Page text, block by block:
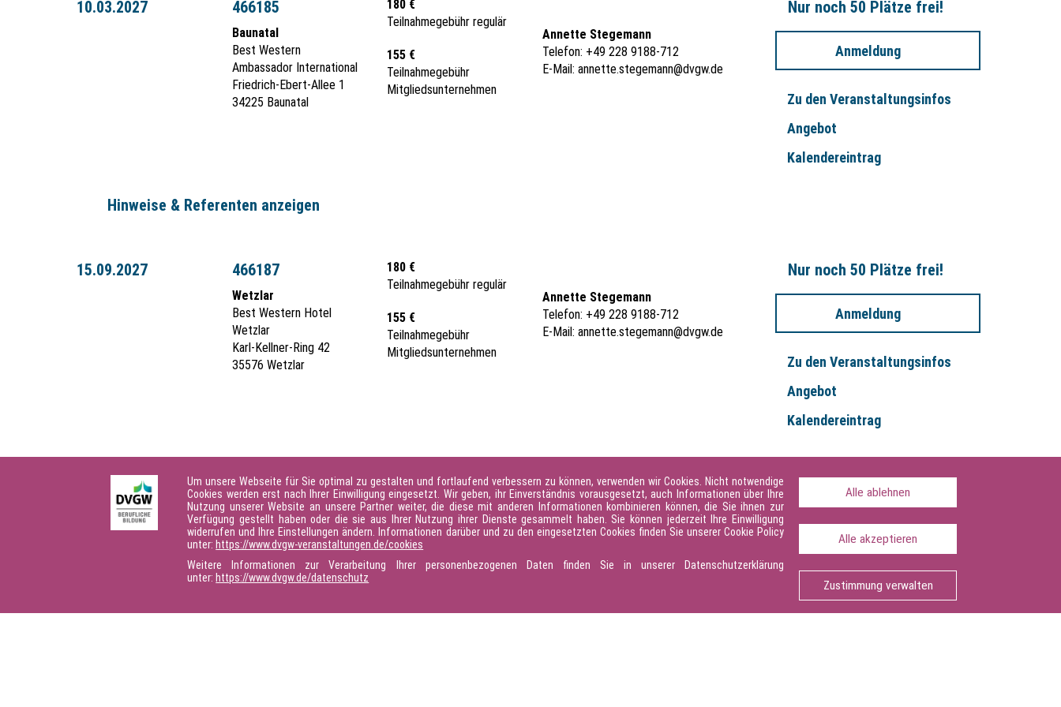
10.03.2027 466185
Baunatal
Best Western
Ambassador International
Friedrich-Ebert-Allee 1
34225 Baunatal
180 €
Teilnahmegebühr regulär
155 €
Teilnahmegebühr
Mitgliedsunternehmen
Annette Stegemann
Telefon: +49 228 9188-712
E-Mail: annette.stegemann@dvgw.de
Nur noch 50 Plätze frei!
Anmeldung
Zu den Veranstaltungsinfos
Angebot
Kalendereintrag
Hinweise & Referenten anzeigen
15.09.2027 466187
Wetzlar
Best Western Hotel
Wetzlar
Karl-Kellner-Ring 42
35576 Wetzlar
180 €
Teilnahmegebühr regulär
155 €
Teilnahmegebühr
Mitgliedsunternehmen
Annette Stegemann
Telefon: +49 228 9188-712
E-Mail: annette.stegemann@dvgw.de
Nur noch 50 Plätze frei!
Anmeldung
Zu den Veranstaltungsinfos
Angebot
Kalendereintrag
Seite teilen: Seite drucken
Um unsere Webseite für Sie optimal zu gestalten und fortlaufend verbessern zu können, verwenden wir Cookies. Nicht notwendige
Cookies werden erst nach Ihrer Einwilligung eingesetzt. Wir geben, ihr Einverständnis vorausgesetzt, auch Informationen über Ihre
Nutzung unserer Website an unsere Partner weiter, die diese mit anderen Informationen kombinieren können, die Sie ihnen zur
Verfügung gestellt haben oder die sie aus Ihrer Nutzung ihrer Dienste gesammelt haben. Sie können jederzeit Ihre Einwilligung
widerrufen und Ihre Einstellungen ändern. Informationen darüber und zu den eingesetzten Cookies finden Sie unserer Cookie Policy
unter: https://www.dvgw-veranstaltungen.de/cookies
Weitere Informationen zur Verarbeitung Ihrer personenbezogenen Daten finden Sie in unserer Datenschutzerklärung
unter: https://www.dvgw.de/datenschutz
Alle ablehnen
Alle akzeptieren
Zustimmung verwalten